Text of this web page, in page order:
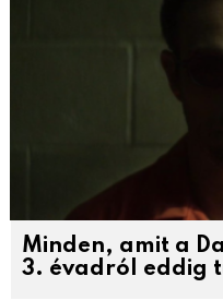
Minden, amit a
3. évadról eddig